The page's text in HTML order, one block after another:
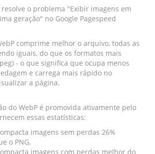
o problema "Exibir imagens em
geração" no Google Pagespeed
comprime melhor o arquivo, todas as
iguais, do que os formatos mais
- o que significa que ocupa menos
e carrega mais rápido no
a página.
do WebP é promovida ativamente pelo
essas estatísticas:
imagens sem perdas 26%
o PNG.
imagens com perdas melhor do